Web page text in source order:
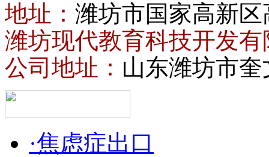
地址： 潍坊市国家高新
潍坊现代教育科技开发有
公司地址： 山东潍坊市
·焦虑症出口